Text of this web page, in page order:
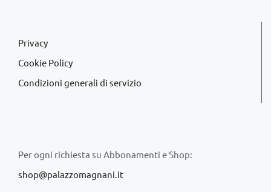
Privacy
Cookie Policy
Condizioni generali di servizio
Per ogni richiesta su Abbonamenti e Shop:
shop@palazzomagnani.it